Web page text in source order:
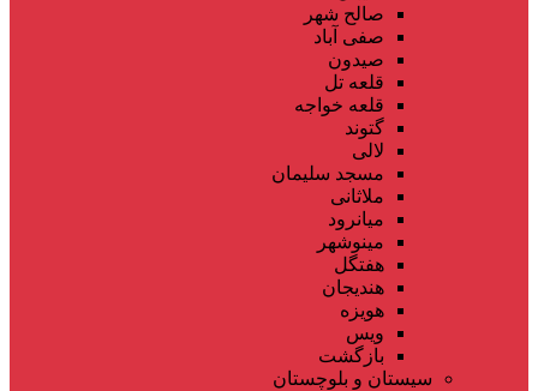
صالح شهر
صفی آباد
صیدون
قلعه تل
قلعه خواجه
گتوند
لالی
مسجد سلیمان
ملاثانی
میانرود
مینوشهر
هفتگل
هندیجان
هویزه
ویس
بازگشت
سیستان و بلوچستان